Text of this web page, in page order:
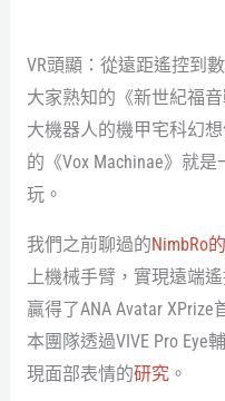
VR頭顯：從遠距遙控到
大家熟知的《新世紀福
大機器人的機甲宅科幻
的《Vox Machinae》就
玩。
我們之前聊過的NimbRo
上機械手臂，實現遠端
贏得了ANA Avatar
本團隊透過VIVE Pro
現面部表情的研究。